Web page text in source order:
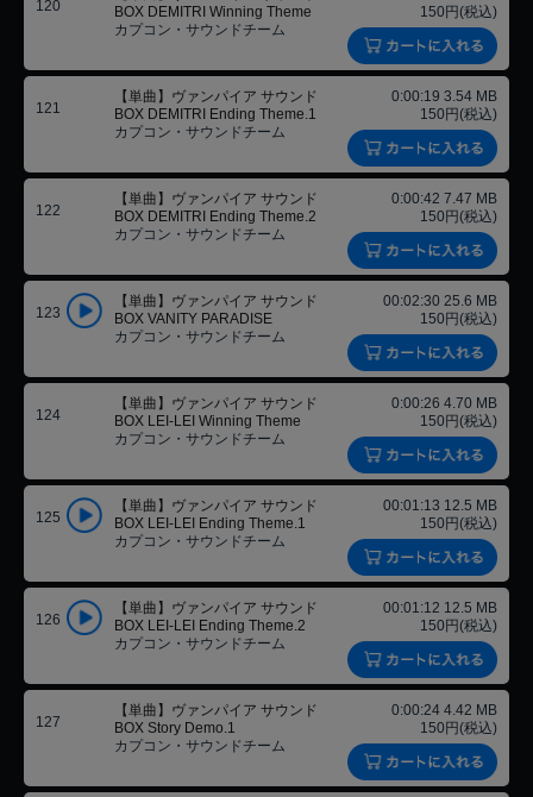
120
BOX DEMITRI Winning Theme
カプコン・サウンドチーム
150円(税込)
121
【単曲】ヴァンパイア サウンド
BOX DEMITRI Ending Theme.1
カプコン・サウンドチーム
0:00:19 3.54 MB
150円(税込)
122
【単曲】ヴァンパイア サウンド
BOX DEMITRI Ending Theme.2
カプコン・サウンドチーム
0:00:42 7.47 MB
150円(税込)
123
【単曲】ヴァンパイア サウンド
BOX VANITY PARADISE
カプコン・サウンドチーム
00:02:30 25.6 MB
150円(税込)
124
【単曲】ヴァンパイア サウンド
BOX LEI-LEI Winning Theme
カプコン・サウンドチーム
0:00:26 4.70 MB
150円(税込)
125
【単曲】ヴァンパイア サウンド
BOX LEI-LEI Ending Theme.1
カプコン・サウンドチーム
00:01:13 12.5 MB
150円(税込)
126
【単曲】ヴァンパイア サウンド
BOX LEI-LEI Ending Theme.2
カプコン・サウンドチーム
00:01:12 12.5 MB
150円(税込)
127
【単曲】ヴァンパイア サウンド
BOX Story Demo.1
カプコン・サウンドチーム
0:00:24 4.42 MB
150円(税込)